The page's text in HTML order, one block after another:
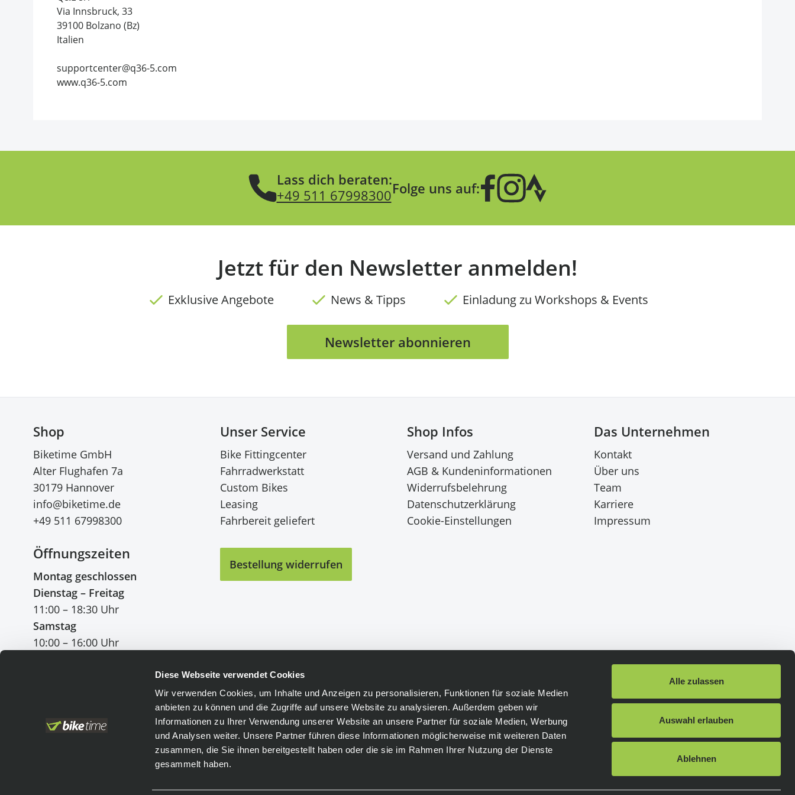
Diese Webseite verwendet Cookies
Wir verwenden Cookies, um Inhalte und Anzeigen zu personalisieren, Funktionen für soziale Medien
anbieten zu können und die Zugriffe auf unsere Website zu analysieren. Außerdem geben wir
Informationen zu Ihrer Verwendung unserer Website an unsere Partner für soziale Medien, Werbung
und Analysen weiter. Unsere Partner führen diese Informationen möglicherweise mit weiteren Daten
zusammen, die Sie ihnen bereitgestellt haben oder die sie im Rahmen Ihrer Nutzung der Dienste
gesammelt haben.
Alle zulassen
Auswahl erlauben
Ablehnen
Via Innsbruck, 33
39100 Bolzano (Bz)
Italien
supportcenter@q36-5.com
www.q36-5.com
Lass dich beraten:
+49 511 67998300Folge uns auf:
Jetzt für den Newsletter anmelden!
Exklusive Angebote News & Tipps Einladung zu Workshops & Events
Newsletter abonnieren
Shop
Biketime GmbH
Alter Flughafen 7a
30179 Hannover
info@biketime.de
+49 511 67998300
Öffnungszeiten
Montag geschlossen
Dienstag – Freitag
11:00 – 18:30 Uhr
Samstag
10:00 – 16:00 Uhr
Unser Service
Bike Fittingcenter
Fahrradwerkstatt
Custom Bikes
Leasing
Fahrbereit geliefert
Shop Infos
Versand und Zahlung
AGB & Kundeninformationen
Widerrufsbelehrung
Datenschutzerklärung
Cookie-Einstellungen
Das Unternehmen
Kontakt
Über uns
Team
Karriere
Impressum
Bestellung widerrufen
Leasing
Schneller Versand:
DHL Express